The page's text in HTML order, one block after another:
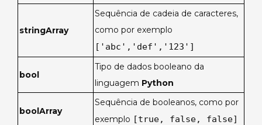
stringArray
Sequência de cadeia de caracteres,
como por exemplo
['abc','def','123']
bool
Tipo de dados booleano da
linguagem Python
boolArray
Sequência de booleanos, como por
exemplo [true, false, false]